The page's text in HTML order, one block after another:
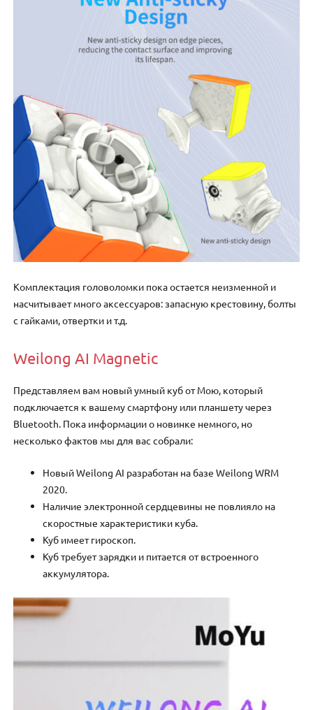
Комплектация головоломки пока остается неизменной и
насчитывает много аксессуаров: запасную крестовину, болты
с гайками, отвертки и т.д.
Weilong AI Magnetic
Представляем вам новый умный куб от Мою, который
подключается к вашему смартфону или планшету через
Bluetooth. Пока информации о новинке немного, но
несколько фактов мы для вас собрали:
Новый Weilong AI разработан на базе Weilong WRM
2020.
Наличие электронной сердцевины не повлияло на
скоростные характеристики куба.
Куб имеет гироскоп.
Куб требует зарядки и питается от встроенного
аккумулятора.